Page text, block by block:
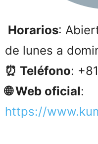
Horarios:
de lunes a
⏰ Teléfono:
🌐 Web oficial:
https://